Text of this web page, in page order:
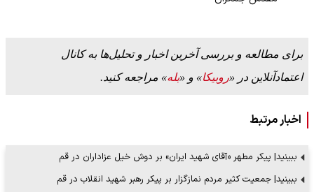
برای مطالعه و بررسی آخرین اخبار و تحلیل‌ها به کانال
اعتمادآنلاین در «روبیکا» و «بله» مراجعه کنید.
اخبار مرتبط
ببینید| پیکر مطهر «آقای شهید ایران» بر دوش خیل عزاداران در قم
ببینید| جمعیت کثیر مردم نمازگزار بر پیکر رهبر شهید انقلاب در قم